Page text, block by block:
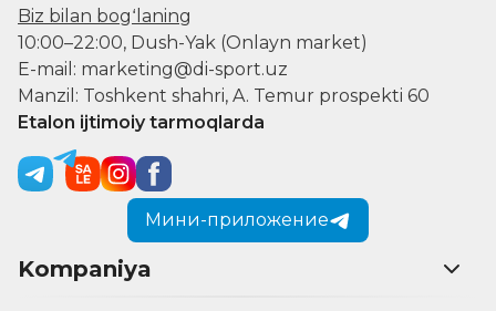
Biz bilan bogʻlaning
10:00–22:00, Dush-Yak (Onlayn market)
E-mail: marketing@di-sport.uz
Manzil: Toshkent shahri, A. Temur prospekti 60
Etalon ijtimoiy tarmoqlarda
Мини-приложение
Kompaniya